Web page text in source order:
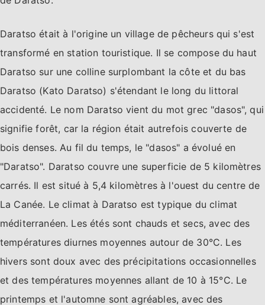
Daratso était à l'origine un village de pêcheurs qui s'est
transformé en station touristique. Il se compose du haut
Daratso sur une colline surplombant la côte et du bas
Daratso (Kato Daratso) s'étendant le long du littoral
accidenté. Le nom Daratso vient du mot grec "dasos", qui
signifie forêt, car la région était autrefois couverte de
bois denses. Au fil du temps, le "dasos" a évolué en
"Daratso". Daratso couvre une superficie de 5 kilomètres
carrés. Il est situé à 5,4 kilomètres à l'ouest du centre de
La Canée. Le climat à Daratso est typique du climat
méditerranéen. Les étés sont chauds et secs, avec des
températures diurnes moyennes autour de 30°C. Les
hivers sont doux avec des précipitations occasionnelles
et des températures moyennes allant de 10 à 15°C. Le
printemps et l'automne sont agréables, avec des